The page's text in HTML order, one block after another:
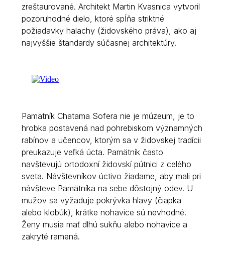
zreštaurované. Architekt Martin Kvasnica vytvoril
pozoruhodné dielo, ktoré spĺňa striktné
požiadavky halachy (židovského práva), ako aj
najvyššie štandardy súčasnej architektúry.
Pamätník Chatama Sofera nie je múzeum, je to
hrobka postavená nad pohrebiskom významných
rabínov a učencov, ktorým sa v židovskej tradícii
preukazuje veľká úcta. Pamätník často
navštevujú ortodoxní židovskí pútnici z celého
sveta. Návštevníkov úctivo žiadame, aby mali pri
návšteve Pamätníka na sebe dôstojný odev. U
mužov sa vyžaduje pokrývka hlavy (čiapka
alebo klobúk), krátke nohavice sú nevhodné.
Ženy musia mať dlhú sukňu alebo nohavice a
zakryté ramená.